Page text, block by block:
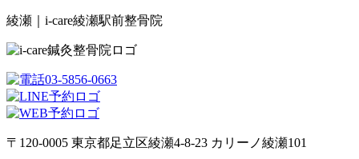
綾瀬｜i-care綾瀬駅前整骨院
〒120-0005 東京都足立区綾瀬4-8-23 カリーノ綾瀬101